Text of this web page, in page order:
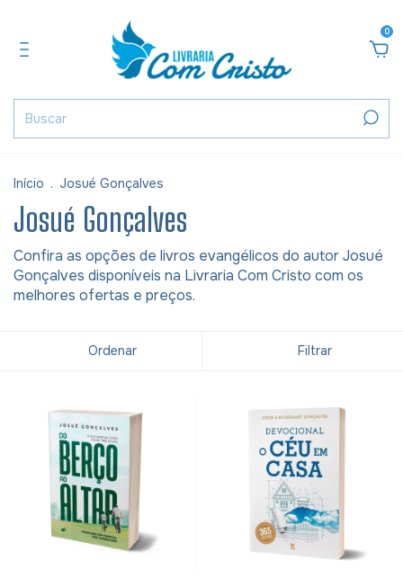
0
Início . Josué Gonçalves
Josué Gonçalves
Confira as opções de livros evangélicos do autor Josué
Gonçalves disponíveis na Livraria Com Cristo com os
melhores ofertas e preços.
Ordenar Filtrar